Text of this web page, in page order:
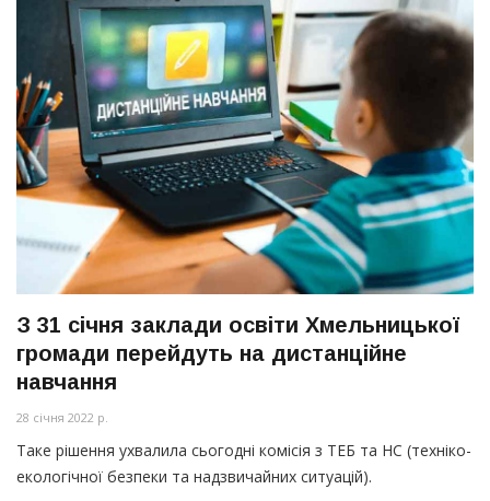
З 31 січня заклади освіти Хмельницької
громади перейдуть на дистанційне
навчання
28 січня 2022 р.
Таке рішення ухвалила сьогодні комісія з ТЕБ та НС (техніко-
екологічної безпеки та надзвичайних ситуацій).